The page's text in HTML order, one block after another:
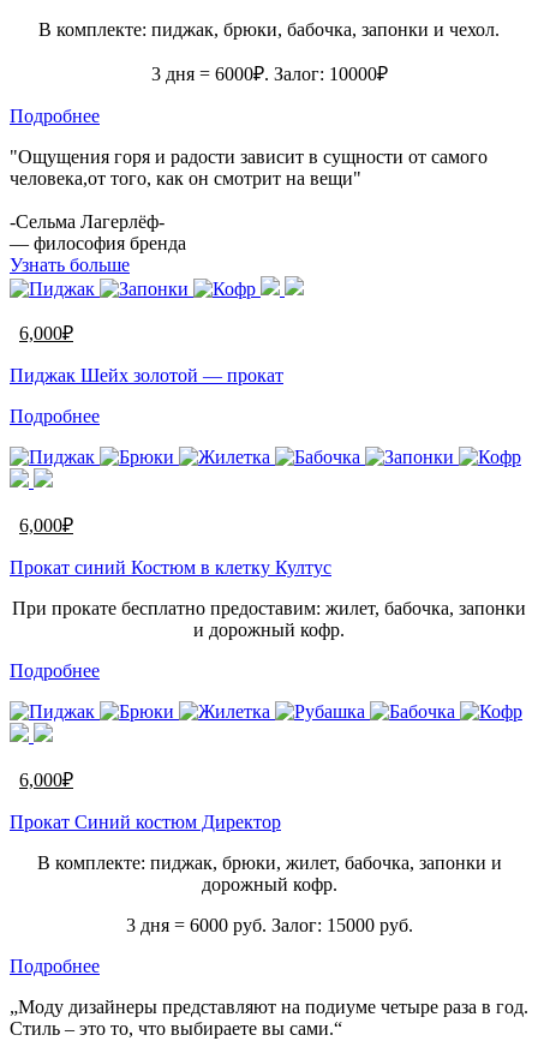
В комплекте: пиджак, брюки, бабочка, запонки и чехол.
3 дня = 6000₽. Залог: 10000₽
Подробнее
"Ощущения горя и радости зависит в сущности от самого
человека,от того, как он смотрит на вещи"
-Сельма Лагерлёф-
— философия бренда
Узнать больше
6,000₽
Пиджак Шейх золотой — прокат
Подробнее
6,000₽
Прокат синий Костюм в клетку Култус
При прокате бесплатно предоставим: жилет, бабочка, запонки
и дорожный кофр.
Подробнее
6,000₽
Прокат Синий костюм Директор
В комплекте: пиджак, брюки, жилет, бабочка, запонки и
дорожный кофр.
3 дня = 6000 руб. Залог: 15000 руб.
Подробнее
„Моду дизайнеры представляют на подиуме четыре раза в год.
Стиль – это то, что выбираете вы сами.“